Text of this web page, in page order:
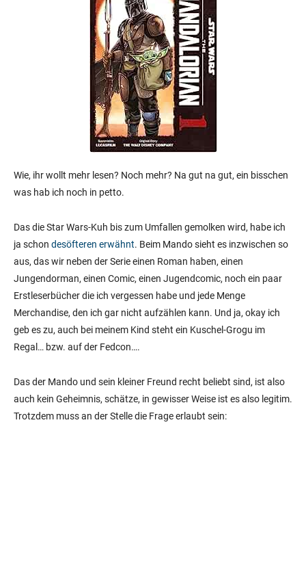
Wie, ihr wollt mehr lesen? Noch mehr? Na gut na gut, ein bisschen
was hab ich noch in petto.
Das die Star Wars-Kuh bis zum Umfallen gemolken wird, habe ich
ja schon desöfteren erwähnt. Beim Mando sieht es inzwischen so
aus, das wir neben der Serie einen Roman haben, einen
Jungendorman, einen Comic, einen Jugendcomic, noch ein paar
Erstleserbücher die ich vergessen habe und jede Menge
Merchandise, den ich gar nicht aufzählen kann. Und ja, okay ich
geb es zu, auch bei meinem Kind steht ein Kuschel-Grogu im
Regal… bzw. auf der Fedcon….
Das der Mando und sein kleiner Freund recht beliebt sind, ist also
auch kein Geheimnis, schätze, in gewisser Weise ist es also legitim.
Trotzdem muss an der Stelle die Frage erlaubt sein: